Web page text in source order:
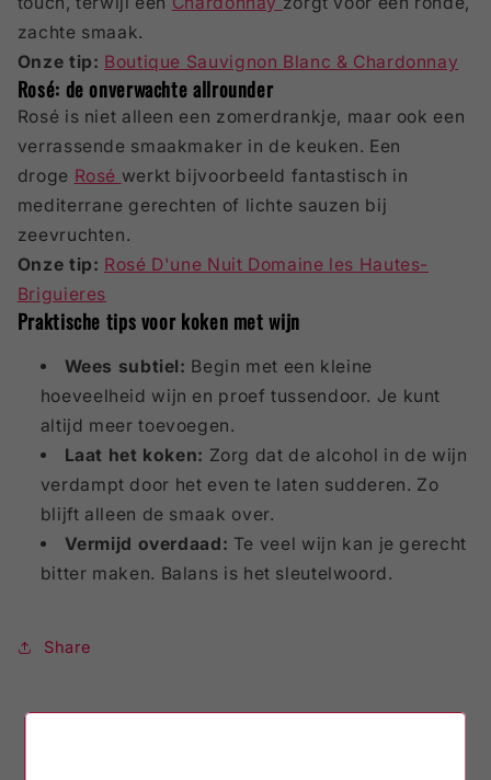
zachte smaak.
Onze tip: Boutique Sauvignon Blanc & Chardonnay
Rosé: de onverwachte allrounder
Rosé is niet alleen een zomerdrankje, maar ook een
verrassende smaakmaker in de keuken. Een
droge Rosé werkt bijvoorbeeld fantastisch in
mediterrane gerechten of lichte sauzen bij
zeevruchten.
Onze tip: Rosé D'une Nuit Domaine les Hautes-
Briguieres
Praktische tips voor koken met wijn
Wees subtiel: Begin met een kleine
hoeveelheid wijn en proef tussendoor. Je kunt
altijd meer toevoegen.
Laat het koken: Zorg dat de alcohol in de wijn
verdampt door het even te laten sudderen. Zo
blijft alleen de smaak over.
Vermijd overdaad: Te veel wijn kan je gerecht
bitter maken. Balans is het sleutelwoord.
Share